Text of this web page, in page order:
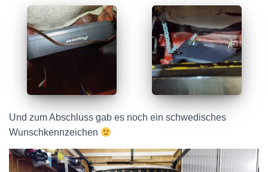
Und zum Abschluss gab es noch ein schwedisches
Wunschkennzeichen